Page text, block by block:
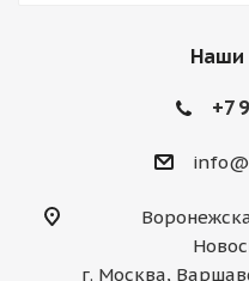
Наши
+7
г. Москва,